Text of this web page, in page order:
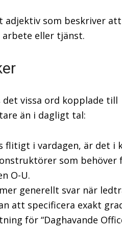
adjektiv som beskriver att
eller tjänst.
vissa ord kopplade till
än i dagligt tal:
flitigt i vardagen, är det i
som behöver
O-U.
generellt svar när
att specificera exakt
för “Daghavande